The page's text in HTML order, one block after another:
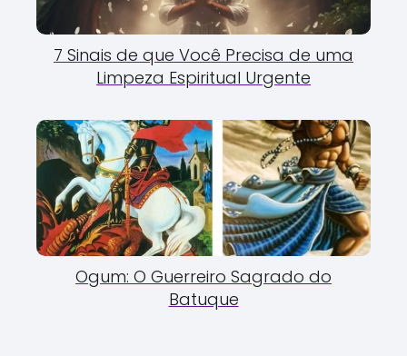
7 Sinais de que Você Precisa de uma
Limpeza Espiritual Urgente
Ogum: O Guerreiro Sagrado do
Batuque